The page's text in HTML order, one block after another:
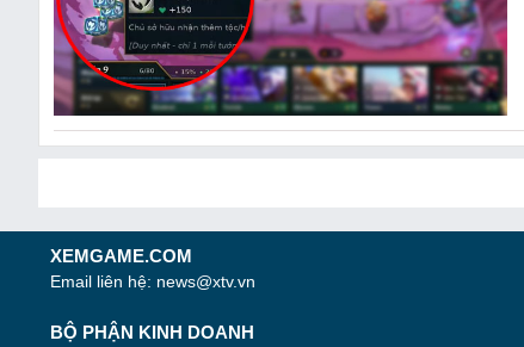
XEMGAME.COM
Email liên hệ: news@xtv.vn
BỘ PHẬN KINH DOANH